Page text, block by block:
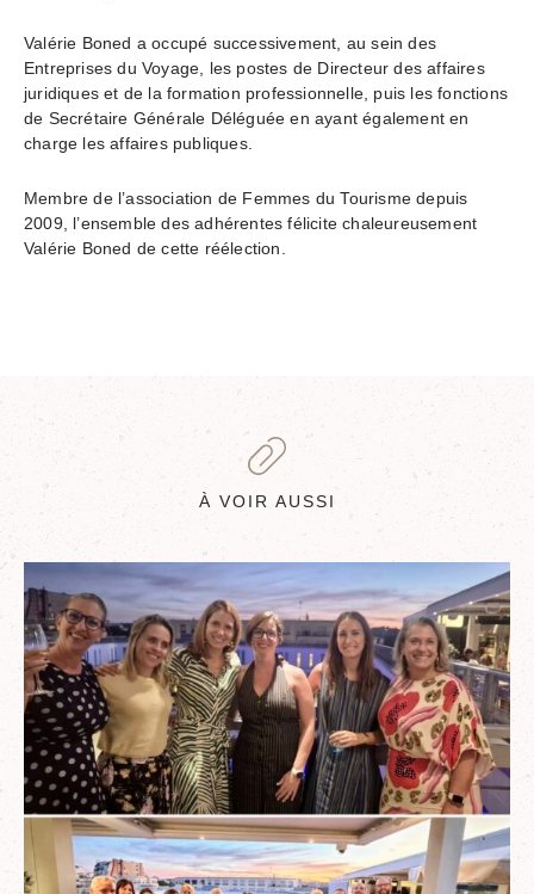
Valérie Boned a occupé successivement, au sein des
Entreprises du Voyage, les postes de Directeur des affaires
juridiques et de la formation professionnelle, puis les fonctions
de Secrétaire Générale Déléguée en ayant également en
charge les affaires publiques.
Membre de l’association de Femmes du Tourisme depuis
2009, l’ensemble des adhérentes félicite chaleureusement
Valérie Boned de cette réélection.
À VOIR AUSSI